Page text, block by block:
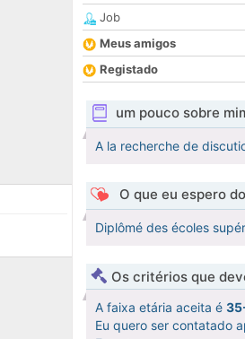
Job
Meus amigos
Registado
um pouco sobre
A la recherche de
O que eu espero
Diplômé des écoles
Os critérios que
A faixa etária aceita é
Eu quero ser contatado